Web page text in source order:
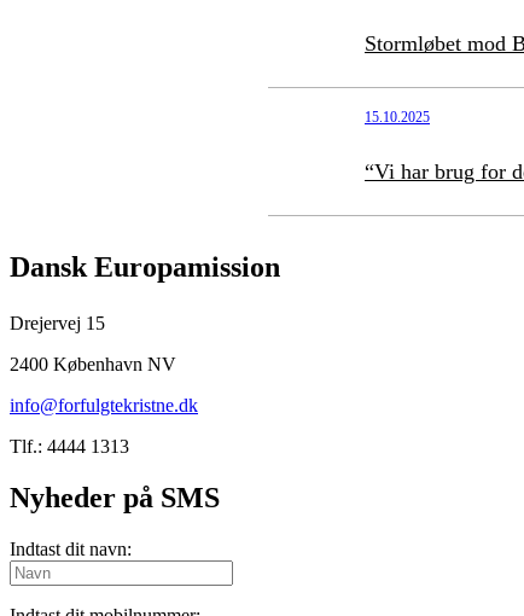
Stormløbet mod
15.10.2025
“Vi har brug for
Dansk Europamission
Drejervej 15
2400 København NV
info@forfulgtekristne.dk
Tlf.: 4444 1313
Nyheder på SMS
Indtast dit navn: